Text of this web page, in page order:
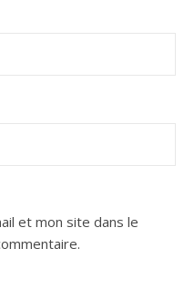
et mon site dans le